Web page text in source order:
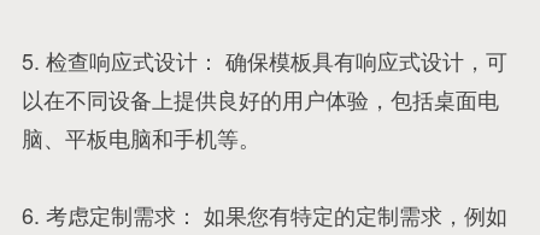
5. 检查响应式设计： 确保模板具有响应式设计，可
以在不同设备上提供良好的用户体验，包括桌面电
脑、平板电脑和手机等。
6. 考虑定制需求： 如果您有特定的定制需求，例如